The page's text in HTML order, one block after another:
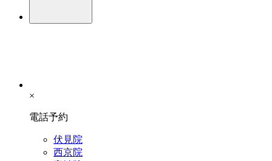
×
電話予約
伏見院
西京院